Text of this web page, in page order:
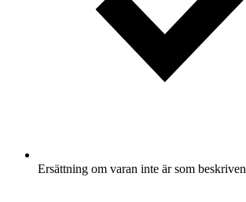
Ersättning om varan inte är som beskriven